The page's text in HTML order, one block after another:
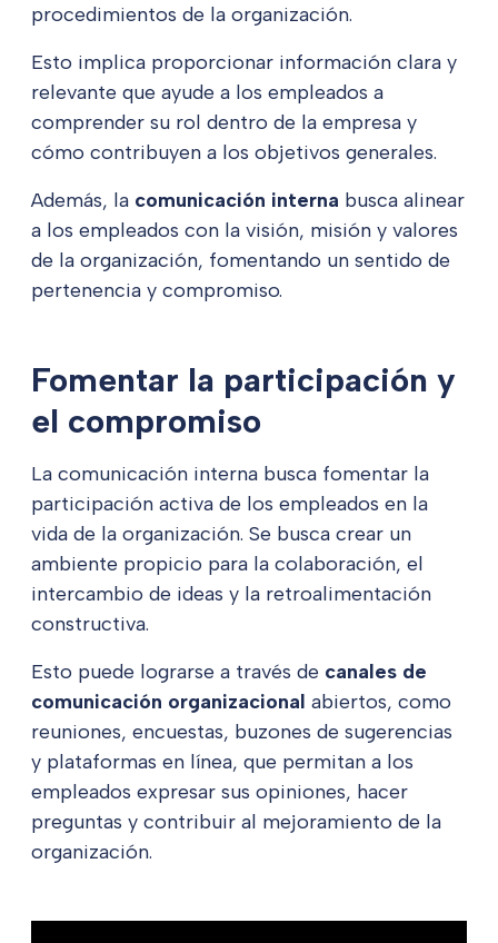
procedimientos de la organización.
Esto implica proporcionar información clara y
relevante que ayude a los empleados a
comprender su rol dentro de la empresa y
cómo contribuyen a los objetivos generales.
Además, la comunicación interna busca alinear
a los empleados con la visión, misión y valores
de la organización, fomentando un sentido de
pertenencia y compromiso.
Fomentar la participación y
el compromiso
La comunicación interna busca fomentar la
participación activa de los empleados en la
vida de la organización. Se busca crear un
ambiente propicio para la colaboración, el
intercambio de ideas y la retroalimentación
constructiva.
Esto puede lograrse a través de canales de
comunicación organizacional abiertos, como
reuniones, encuestas, buzones de sugerencias
y plataformas en línea, que permitan a los
empleados expresar sus opiniones, hacer
preguntas y contribuir al mejoramiento de la
organización.